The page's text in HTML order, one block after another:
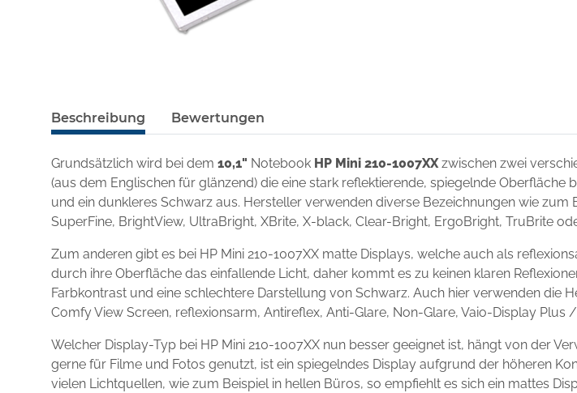
Beschreibung Bewertungen
Grundsätzlich wird bei dem 10,1" Notebook HP Mini 210-1007XXzwischen zwei
(aus dem Englischen für glänzend) die eine stark reflektierende, spiegelnde Oberfläche
und ein dunkleres Schwarz aus. Hersteller verwenden diverse Bezeichnungen wie
SuperFine, BrightView, UltraBright, XBrite, X-black, Clear-Bright, ErgoBright, TruBrite
Zum anderen gibt es bei HP Mini 210-1007XX matte Displays, welche auch als
durch ihre Oberfläche das einfallende Licht, daher kommt es zu keinen klaren
Farbkontrast und eine schlechtere Darstellung von Schwarz. Auch hier verwenden die
Comfy View Screen, reflexionsarm, Antireflex, Anti-Glare, Non-Glare, Vaio-Display Plus
Welcher Display-Typ bei HP Mini 210-1007XX nun besser geeignet ist, hängt von der
gerne für Filme und Fotos genutzt, ist ein spiegelndes Display aufgrund der höheren
vielen Lichtquellen, wie zum Beispiel in hellen Büros, so empfiehlt es sich ein mattes